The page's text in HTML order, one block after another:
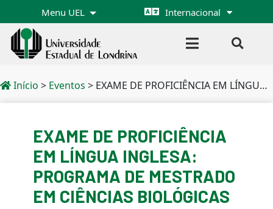
Menu UEL Internacional
Início > Eventos > EXAME DE PROFICIÊNCIA EM LÍNGUA INGLESA: PROGRAMA DE MESTRADO EM CIÊNCIAS BIOLÓGICAS
EXAME DE PROFICIÊNCIA
EM LÍNGUA INGLESA:
PROGRAMA DE MESTRADO
EM CIÊNCIAS BIOLÓGICAS